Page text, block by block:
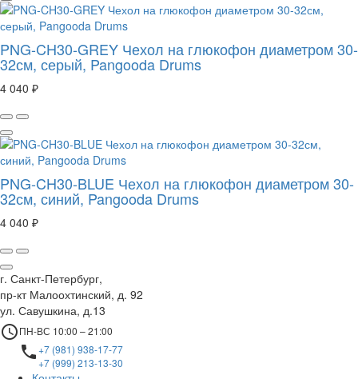
PNG-CH30-GREY Чехол на глюкофон диаметром 30-
32см, серый, Pangooda Drums
4 040 ₽
PNG-CH30-BLUE Чехол на глюкофон диаметром 30-
32см, синий, Pangooda Drums
4 040 ₽
г. Санкт-Петербург,
пр-кт Малоохтинский, д. 92
ул. Савушкина, д.13
access_timeПН-ВС 10:00 – 21:00
local_phone+7 (981) 938-17-77
+7 (999) 213-13-30